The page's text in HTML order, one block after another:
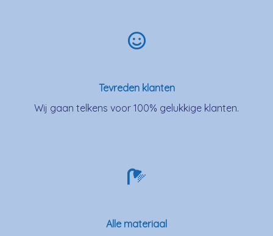
Tevreden klanten
Wij gaan telkens voor 100% gelukkige klanten.
Alle materiaal